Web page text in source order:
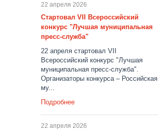
22 апреля 2026
Стартовал VII Всероссийский
конкурс "Лучшая муниципальная
пресс-служба"
22 апреля стартовал VII
Всероссийский конкурс "Лучшая
муниципальная пресс-служба".
Организаторы конкурса – Российская
му...
Подробнее
22 апреля 2026